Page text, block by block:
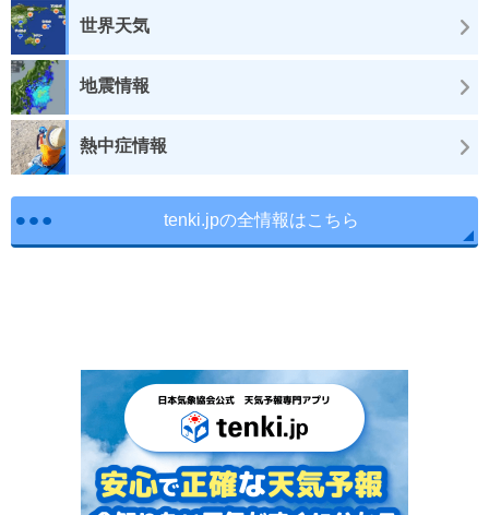
世界天気
地震情報
熱中症情報
tenki.jpの全情報はこちら